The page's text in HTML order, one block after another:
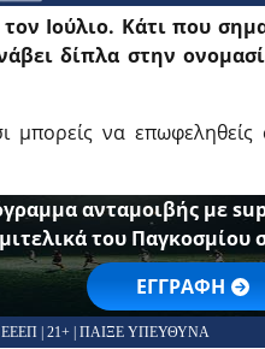
τον Ιούλιο. Κάτι που
δίπλα στην
μπορείς να
ανταμοιβής με
του Παγκοσμίου
EΓΓΡΑΦΗ
ΕΕΕΠ | 21+ | ΠΑΙΞΕ ΥΠΕΥΘΥΝΑ